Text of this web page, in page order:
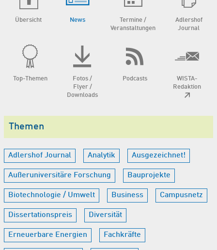
Übersicht News
Termine /
Veranstaltungen
Adlershof
Journal
Top-Themen
Fotos /
Flyer /
Downloads
Podcasts
WISTA-
Redaktion
Themen
Adlershof Journal Analytik Ausgezeichnet!
Außeruniversitäre Forschung Bauprojekte
Biotechnologie / Umwelt Business Campusnetz
Dissertationspreis Diversität
Erneuerbare Energien Fachkräfte